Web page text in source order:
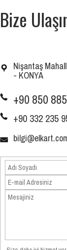
Bize
Nişantaş
- KONYA
+90 850
+90 332 235